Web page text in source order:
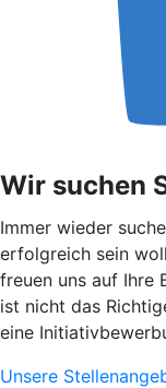
Wir suchen
Immer wieder
erfolgreich sein
freuen uns auf Ihre
ist nicht das
eine
Unsere